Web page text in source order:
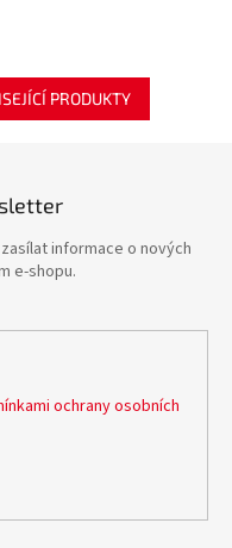
PRODUKTY
informace o nových
e-shopu.
ochrany osobních